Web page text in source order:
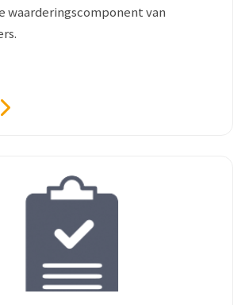
waarderingscomponent van